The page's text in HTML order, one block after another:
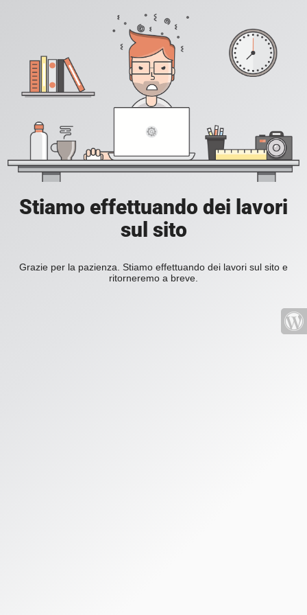
Stiamo effettuando dei lavori
sul sito
Grazie per la pazienza. Stiamo effettuando dei lavori sul sito e
ritorneremo a breve.